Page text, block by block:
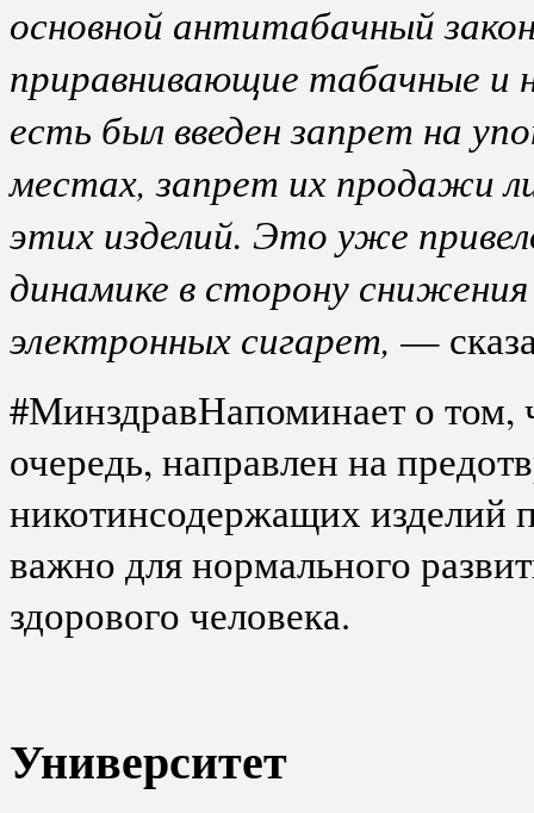
основной антитабачный
приравнивающие табачные и
есть был введен запрет на
местах, запрет их продажи
этих изделий. Это уже
динамике в сторону
электронных сигарет, —
#МинздравНапоминает о том,
очередь, направлен на
никотинсодержащих изделий
важно для нормального
здорового человека.
Университет